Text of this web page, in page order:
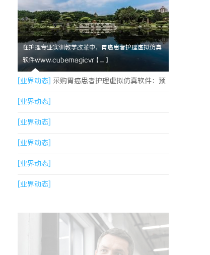
在护理专业实训教学改革中，胃癌患者护理虚拟仿真
软件www.cubemagicvr【....】
[业界动态] 采购胃癌患者护理虚拟仿真软件：预
算详解+隐形收费排查指南
[业界动态]
[业界动态]
[业界动态]
[业界动态]
[业界动态]